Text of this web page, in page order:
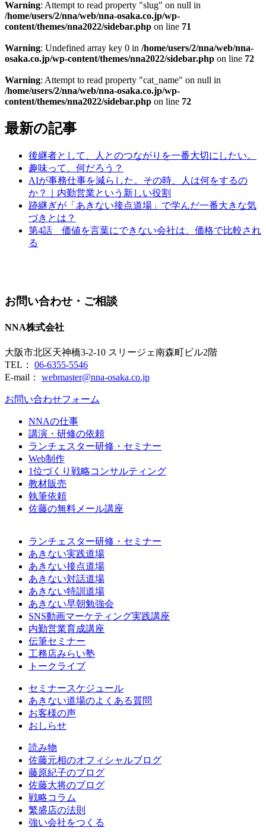
Warning: Attempt to read property "slug" on null in
/home/users/2/nna/web/nna-osaka.co.jp/wp-
content/themes/nna2022/sidebar.php on line 71
Warning: Undefined array key 0 in /home/users/2/nna/web/nna-
osaka.co.jp/wp-content/themes/nna2022/sidebar.php on line 72
Warning: Attempt to read property "cat_name" on null in
/home/users/2/nna/web/nna-osaka.co.jp/wp-
content/themes/nna2022/sidebar.php on line 72
最新の記事
後継者として、人とのつながりを一番大切にしたい。
趣味って、何だろう？
AIが事務仕事を減らした。その時、人は何をするの
か？｜内勤営業という新しい役割
跡継ぎが「あきない接点道場」で学んだ一番大きな気
づきとは？
第4話 価値を言葉にできない会社は、価格で比較され
る
お問い合わせ・ご相談
NNA株式会社
大阪市北区天神橋3-2-10 スリージェ南森町ビル2階
TEL： 06-6355-5546
E-mail： webmaster@nna-osaka.co.jp
お問い合わせフォーム
NNAの仕事
講演・研修の依頼
ランチェスター研修・セミナー
Web制作
1位づくり戦略コンサルティング
教材販売
執筆依頼
佐藤の無料メール講座
ランチェスター研修・セミナー
あきない実践道場
あきない接点道場
あきない対話道場
あきない特訓道場
あきない早朝勉強会
SNS動画マーケティング実践講座
内勤営業育成講座
伝筆セミナー
工務店みらい塾
トークライブ
セミナースケジュール
あきない道場のよくある質問
お客様の声
おしらせ
読み物
佐藤元相のオフィシャルブログ
藤原紀子のブログ
佐藤大将のブログ
戦略コラム
繁盛店の法則
強い会社をつくる